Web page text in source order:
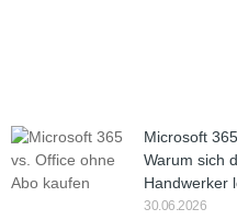
Microsoft
Warum sich
Handwerker
30.06.2026